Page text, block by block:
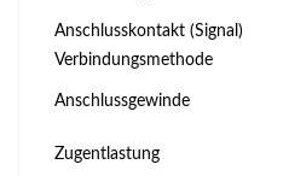
Anschlusskontakt (Signal)
Verbindungsmethode
Anschlussgewinde
Zugentlastung